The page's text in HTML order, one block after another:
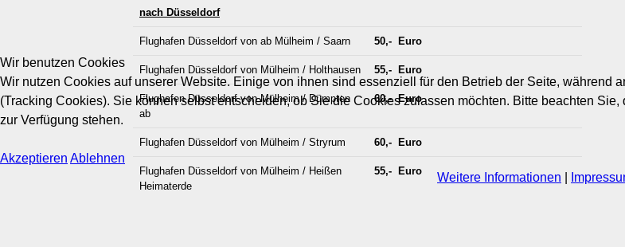
nach Düsseldorf
Flughafen Düsseldorf von ab Mülheim / Saarn 50,- Euro
Flughafen Düsseldorf von Mülheim / Holthausen 55,- Euro
Flughafen Düsseldorf von Mülheim / Dümpten
ab
60,- Euro
Flughafen Düsseldorf von Mülheim / Stryrum 60,- Euro
Flughafen Düsseldorf von Mülheim / Heißen
Heimaterde
55,- Euro
Wir benutzen Cookies
Wir nutzen Cookies auf unserer Website. Einige von ihnen sind essenziell für den Betrieb der Seite, während
(Tracking Cookies). Sie können selbst entscheiden, ob Sie die Cookies zulassen möchten. Bitte beachten
zur Verfügung stehen.
Akzeptieren Ablehnen
Weitere Informationen